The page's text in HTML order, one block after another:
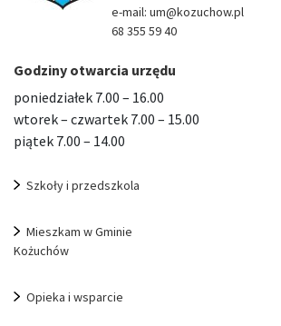
e-mail: um@kozuchow.pl
68 355 59 40
Godziny otwarcia urzędu
poniedziałek 7.00 – 16.00
wtorek – czwartek 7.00 – 15.00
piątek 7.00 – 14.00
Szkoły i przedszkola
Mieszkam w Gminie
Kożuchów
Opieka i wsparcie